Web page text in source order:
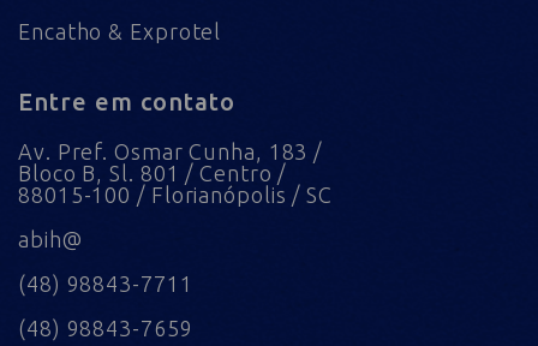
Encatho & Exprotel
Entre em contato
Av. Pref. Osmar Cunha, 183 /
Bloco B, Sl. 801 / Centro /
88015-100 / Florianópolis / SC
abih@
(48) 98843-7711
(48) 98843-7659